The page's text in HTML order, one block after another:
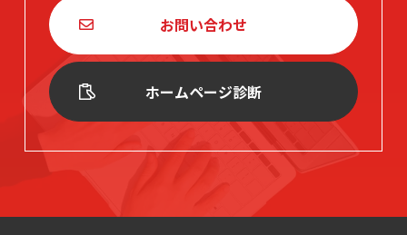
お問い合わせ
ホームページ診断